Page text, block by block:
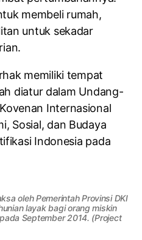
membeli rumah,
untuk sekadar
memiliki tempat
diatur dalam Undang-
Internasional
Sosial, dan Budaya
Indonesia pada
oleh Pemerintah Provinsi DKI
layak bagi orang miskin
September 2014. (Project